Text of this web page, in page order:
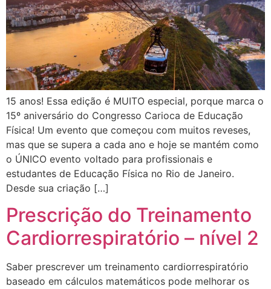
15 anos! Essa edição é MUITO especial, porque marca o
15º aniversário do Congresso Carioca de Educação
Física! Um evento que começou com muitos reveses,
mas que se supera a cada ano e hoje se mantém como
o ÚNICO evento voltado para profissionais e
estudantes de Educação Física no Rio de Janeiro.
Desde sua criação […]
Prescrição do Treinamento
Cardiorrespiratório – nível 2
Saber prescrever um treinamento cardiorrespiratório
baseado em cálculos matemáticos pode melhorar os